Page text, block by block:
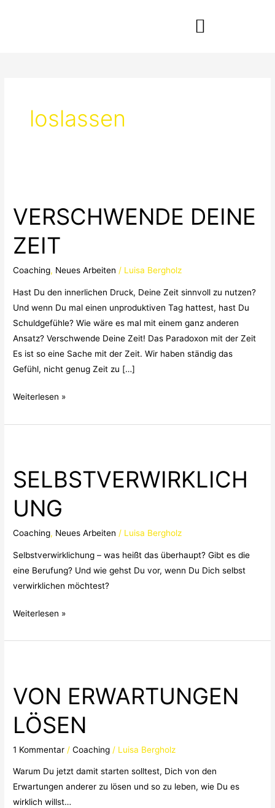
loslassen
VERSCHWENDE DEINE
ZEIT
Coaching, Neues Arbeiten / Luisa Bergholz
Hast Du den innerlichen Druck, Deine Zeit sinnvoll zu nutzen?
Und wenn Du mal einen unproduktiven Tag hattest, hast Du
Schuldgefühle? Wie wäre es mal mit einem ganz anderen
Ansatz? Verschwende Deine Zeit! Das Paradoxon mit der Zeit
Es ist so eine Sache mit der Zeit. Wir haben ständig das
Gefühl, nicht genug Zeit zu […]
ZEIT
Weiterlesen »
SELBSTVERWIRKLICH
UNG
Coaching, Neues Arbeiten / Luisa Bergholz
Selbstverwirklichung – was heißt das überhaupt? Gibt es die
eine Berufung? Und wie gehst Du vor, wenn Du Dich selbst
verwirklichen möchtest?
Weiterlesen »
VON ERWARTUNGEN
LÖSEN
1 Kommentar /Coaching / Luisa Bergholz
Warum Du jetzt damit starten solltest, Dich von den
Erwartungen anderer zu lösen und so zu leben, wie Du es
wirklich willst…
LÖSEN